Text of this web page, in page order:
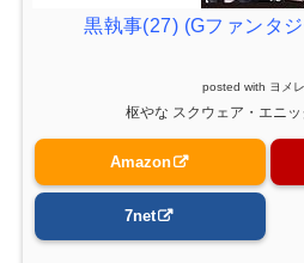
黒執事(27) (Gファンタ
posted with ヨメ
枢やな スクウェア・エニ
Amazon
7net